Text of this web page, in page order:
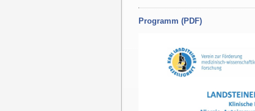
Programm (PDF)